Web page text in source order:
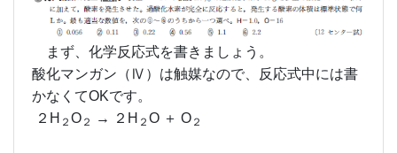
まず、化学反応式を書きましょう。
酸化マンガン（Ⅳ）は触媒なので、反応式中には書
かなくてOKです。
２H ２ O ２ → ２H ２ O ＋ O ２